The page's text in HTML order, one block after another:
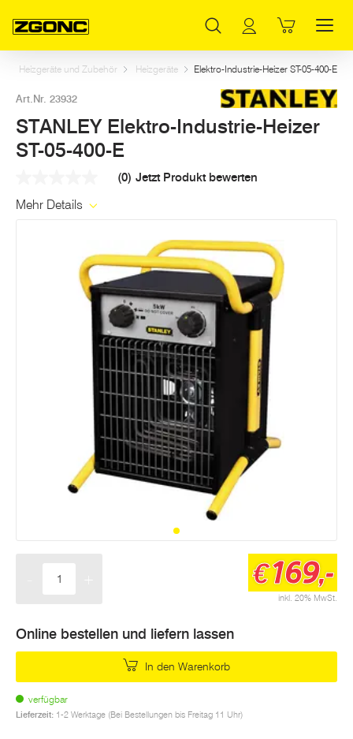
Heizgeräte und Zubehör Heizgeräte Elektro-Industrie-Heizer ST-05-400-E
Art.Nr. 23932
STANLEY Elektro-Industrie-Heizer
ST-05-400-E
Link
(0) Jetzt Produkt bewerten
Mehr Details
inkl. 20% MwSt.
€169,-
Online bestellen und liefern lassen
In den Warenkorb
verfügbar
Lieferzeit: 1-2 Werktage (Bei Bestellungen bis Freitag 11 Uhr)